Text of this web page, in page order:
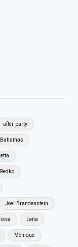
after-party
Bahamas
Joel Brandenstein
Lena
Monique